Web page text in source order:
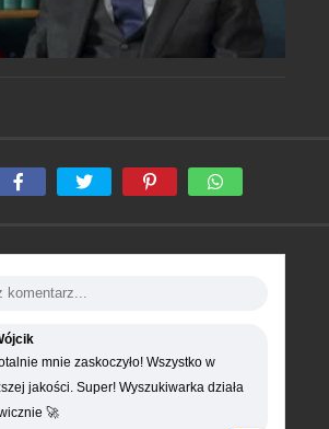
mnie zaskoczyło! Wszystko w
jakości. Super! Wyszukiwarka działa
🚀